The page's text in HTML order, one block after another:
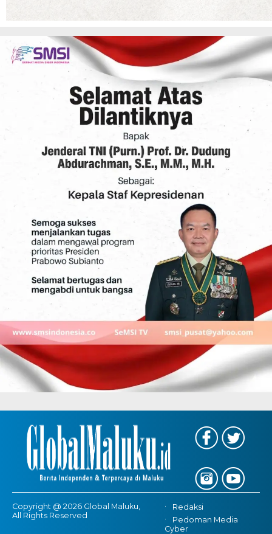
Copyright @ 2026 Global Maluku,
All Rights Reserved
Redaksi
Pedoman Media
Cyber